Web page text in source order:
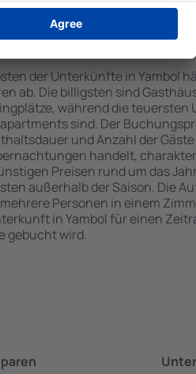
kostet eine
der Unterkünfte in Yambol
ab. Die billigsten sind
während die
sind. Der
und Anzahl der
handelt,
Preisen rund um das
außerhalb der Saison. Die
Personen in einem
in Yambol für einen
gebucht wird.